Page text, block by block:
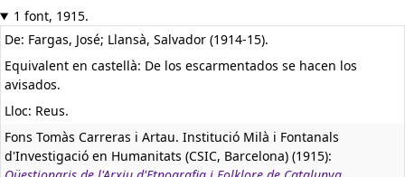
1 font, 1915.
De: Fargas, José; Llansà, Salvador (1914-15).
Equivalent en castellà: De los escarmentados se hacen los
avisados.
Lloc: Reus.
Fons Tomàs Carreras i Artau. Institució Milà i Fontanals
d'Investigació en Humanitats (CSIC, Barcelona) (1915):